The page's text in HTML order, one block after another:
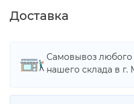
Доставка
Самовывоз любого
нашего склада в г.